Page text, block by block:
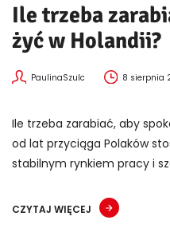
Ile trzeba
żyć w Holandii?
PaulinaSzulc 8 sierpnia
Ile trzeba zarabiać, aby
od lat przyciąga Polaków
stabilnym rynkiem pracy i
CZYTAJ WIĘCEJ